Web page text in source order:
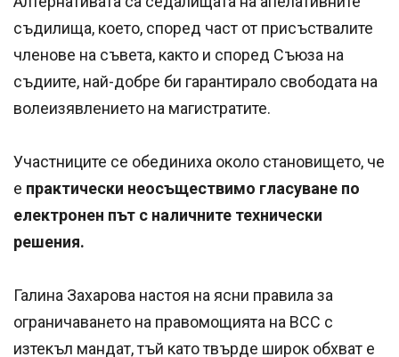
съдилища, което, според част от присъствалите
членове на съвета, както и според Съюза на
съдиите, най-добре би гарантирало свободата на
волеизявлението на магистратите.
Участниците се обединиха около становището, че
е практически неосъществимо гласуване по
електронен път с наличните технически
решения.
Галина Захарова настоя на ясни правила за
ограничаването на правомощията на ВСС с
изтекъл мандат, тъй като твърде широк обхват е